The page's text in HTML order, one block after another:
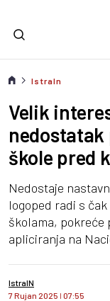
IstraIn
Velik
škole pred
Nedostaje
logoped radi s čak
školama, pokreće
apliciranja na
IstraIN
7 Rujan 2025 I 07:55